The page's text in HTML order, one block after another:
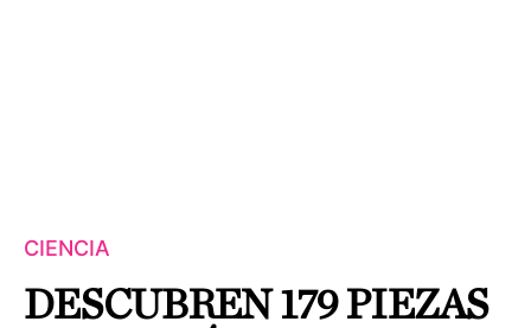
CIENCIA
DESCUBREN 179 PIEZAS